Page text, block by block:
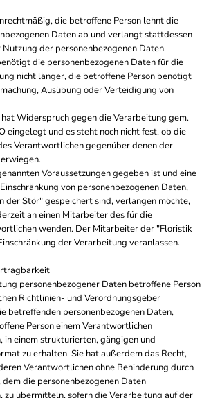
die betroffene Person lehnt die
Daten ab und verlangt stattdessen
der personenbezogenen Daten.
die personenbezogenen Daten für die
nicht länger, die betroffene Person benötigt
Ausübung oder Verteidigung von
Widerspruch gegen die Verarbeitung gem.
eingelegt und es steht noch nicht fest, ob die
Verantwortlichen gegenüber denen der
Voraussetzungen gegeben ist und eine
von personenbezogenen Daten,
der Stör" gespeichert sind, verlangen möchte,
an einen Mitarbeiter des für die
wenden. Der Mitarbeiter der "Floristik
der Verarbeitung veranlassen.
personenbezogener Daten betroffene Person
Richtlinien- und Verordnungsgeber
betreffenden personenbezogenen Daten,
Person einem Verantwortlichen
einem strukturierten, gängigen und
zu erhalten. Sie hat außerdem das Recht,
Verantwortlichen ohne Behinderung durch
die personenbezogenen Daten
übermitteln, sofern die Verarbeitung auf der